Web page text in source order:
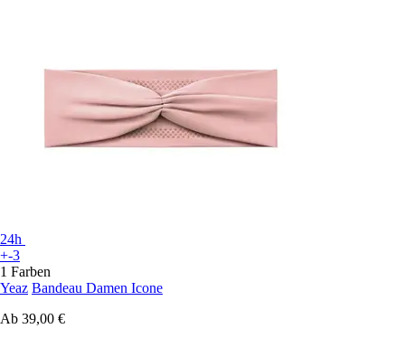
24h
+-3
1 Farben
Yeaz Bandeau Damen Icone
Ab 39,00 €